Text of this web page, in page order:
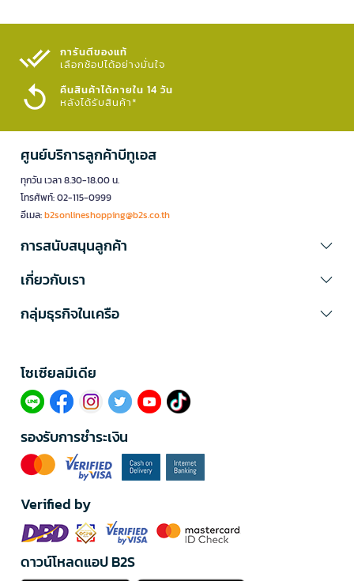
การันตีของแท้
เลือกช้อปได้อย่างมั่นใจ​
คืนสินค้าได้ภายใน 14 วัน
หลังได้รับสินค้า*
ศูนย์บริการลูกค้าบีทูเอส
ทุกวัน เวลา 8.30-18.00 น.
โทรศัพท์: 02-115-0999
อีเมล:b2sonlineshopping@b2s.co.th
การสนับสนุนลูกค้า
เกี่ยวกับเรา
กลุ่มธุรกิจในเครือ
โซเซียลมีเดีย​
รองรับการชำระเงิน
Verified by
ดาวน์โหลดแอป B2S